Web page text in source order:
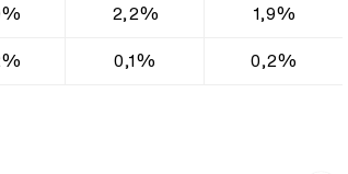
2,2%
1,9%
0,1% 0,2%